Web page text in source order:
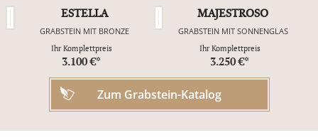
ESTELLA
GRABSTEIN MIT BRONZE
Ihr Komplettpreis
3.100 €*
MAJESTROSO
GRABSTEIN MIT SONNENGLAS
Ihr Komplettpreis
3.250 €*
Zum Grabstein-Katalog